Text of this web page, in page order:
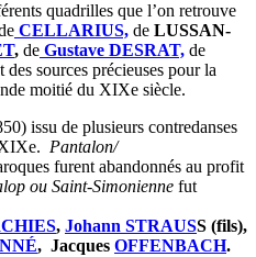
quadrilles que l’on retrouve
CELLARIUS, de LUSSAN-
, de Gustave DESRAT, de
des sources précieuses pour la
moitié du XIXe siècle.
issu de plusieurs contredanses
Pantalon/
furent abandonnés au profit
ou Saint-Simonienne fut
, Johann STRAUSS (fils),
, Jacques OFFENBACH.